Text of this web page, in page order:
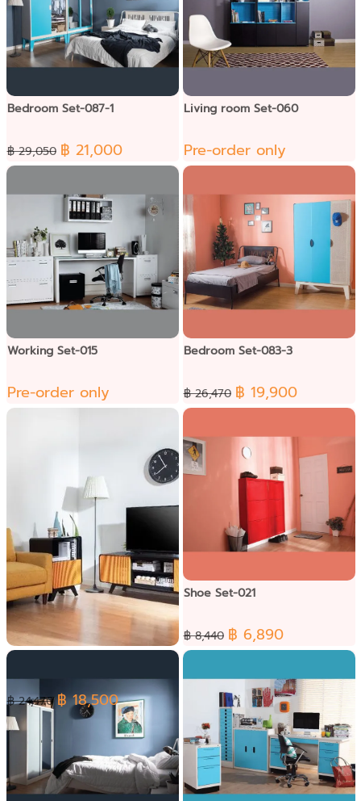
Bedroom Set-087-1
฿ 29,050 ฿ 21,000
Living room Set-060
Pre-order only
Working Set-015
Pre-order only
Bedroom Set-083-3
฿ 26,470 ฿ 19,900
Punto living Set-090-3
฿ 24,470 ฿ 18,500
Shoe Set-021
฿ 8,440 ฿ 6,890